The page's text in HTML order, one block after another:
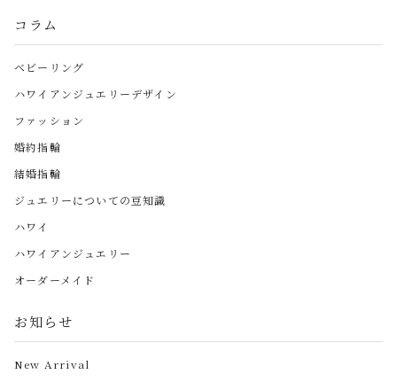
コラム
ベビーリング
ハワイアンジュエリーデザイン
ファッション
婚約指輪
結婚指輪
ジュエリーについての豆知識
ハワイ
ハワイアンジュエリー
オーダーメイド
お知らせ
New Arrival